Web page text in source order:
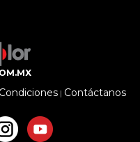
| Contáctanos